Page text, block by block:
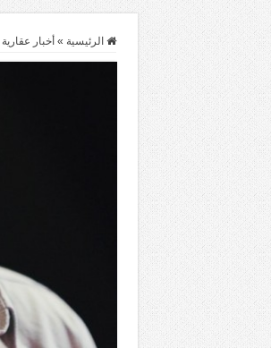
الرئيسية » أخبار عقارية